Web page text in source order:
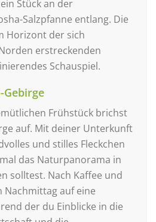
Stück an der
Salzpfanne entlang. Die
Horizont der sich
erstreckenden
Schauspiel.
Gebirge
Frühstück brichst
auf. Mit deiner Unterkunft
und stilles Fleckchen
das Naturpanorama in
solltest. Nach Kaffee und
Nachmittag auf eine
der du Einblicke in die